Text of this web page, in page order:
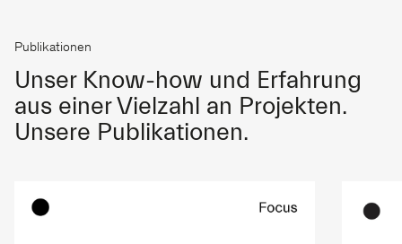
Publikationen
Unser Know-how und Erfahrung
aus einer Vielzahl an Projekten.
Unsere Publikationen.